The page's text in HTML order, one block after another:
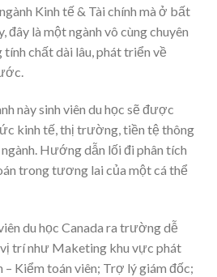
Kinh tế & Tài chính mà ở bất
đây là một ngành vô cùng chuyên
chất dài lâu, phát triển về
này sinh viên du học sẽ được
kinh tế, thị trường, tiền tệ thông
Hướng dẫn lối đi phân tích
trong tương lai của một cá thể
du học Canada ra trường dễ
trí như Maketing khu vực phát
Kiểm toán viên; Trợ lý giám đốc;